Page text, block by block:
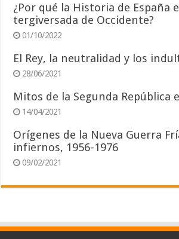
¿Por qué la Historia de España
tergiversada de Occidente?
01/10/2022
El Rey, la neutralidad y los
28/06/2021
Mitos de la Segunda República
14/04/2021
Orígenes de la Nueva Guerra
infiernos, 1956-1976
09/02/2021